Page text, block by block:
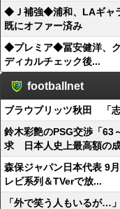
◆Ｊ補強◆浦和、LAギャ
既にオファー済み
◆プレミア◆冨安健洋、
ディカルチェック後...
footballnet
ブラウブリッツ秋田 「
鈴木彩艶のPSG交渉「63
求 日本人史上最高額の
森保ジャパン日本代表 9
レビ系列＆TVerで放...
「外で笑う人もいるが…